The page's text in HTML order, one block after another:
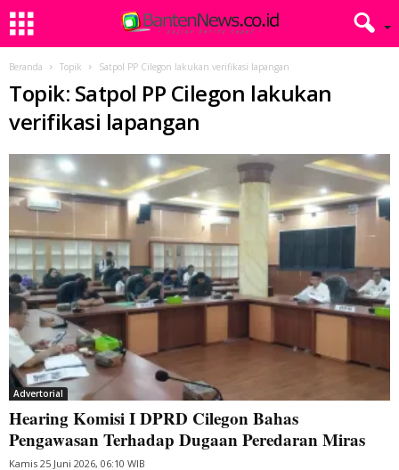
Beranda Topik Satpol PP Cilegon lakukan verifikasi lapangan
Topik: Satpol PP Cilegon lakukan
verifikasi lapangan
Advertorial
Hearing Komisi I DPRD Cilegon Bahas
Pengawasan Terhadap Dugaan Peredaran Miras
Kamis 25 Juni 2026, 06:10 WIB